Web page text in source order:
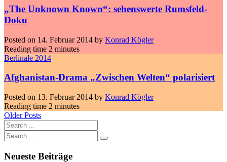
„The Unknown Known“: sehenswerte Rumsfeld-
Doku
Posted on 14. Februar 2014 by Konrad Kögler
Reading time 2 minutes
Berlinale 2014
Afghanistan-Drama „Zwischen Welten“ polarisiert
Posted on 13. Februar 2014 by Konrad Kögler
Reading time 2 minutes
Older Posts
Neueste Beiträge